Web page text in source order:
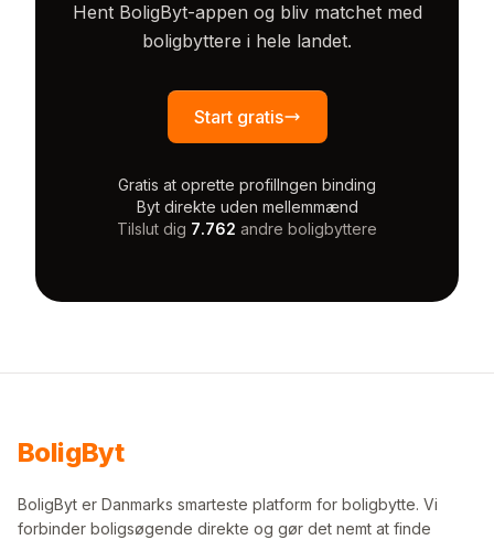
Hent BoligByt-appen og bliv matchet med
boligbyttere i hele landet.
Start gratis
Gratis at oprette profilIngen binding
Byt direkte uden mellemmænd
Tilslut dig 7.762 andre boligbyttere
BoligByt
BoligByt er Danmarks smarteste platform for boligbytte. Vi
forbinder boligsøgende direkte og gør det nemt at finde